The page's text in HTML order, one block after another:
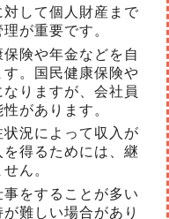
対して個人財産まで
が重要です。
保険や年金などを自
。国民健康保険や
りますが、会社員
があります。
状況によって収入が
得るためには、継
ん。
事をすることが多い
難しい場合があり